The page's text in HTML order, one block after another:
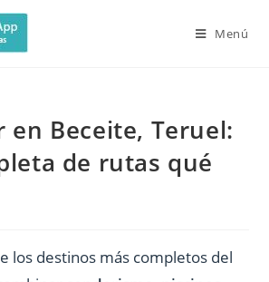
Menú
en Beceite, Teruel:
de rutas qué
los destinos más completos del